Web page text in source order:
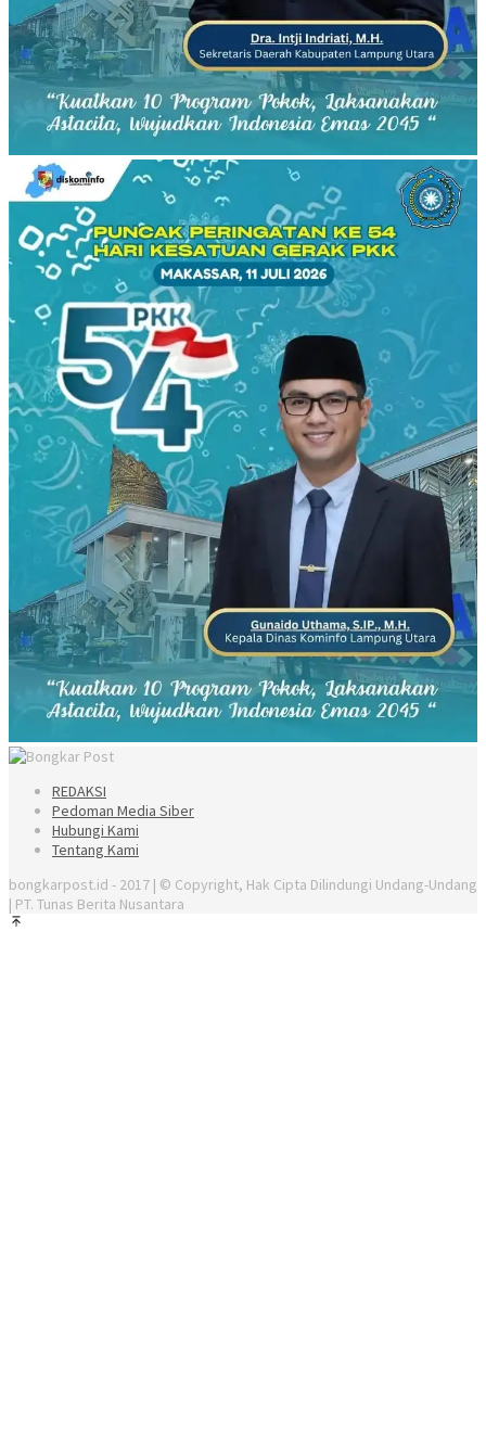
REDAKSI
Pedoman Media Siber
Hubungi Kami
Tentang Kami
bongkarpost.id - 2017 | © Copyright, Hak Cipta Dilindungi Undang-Undang
| PT. Tunas Berita Nusantara